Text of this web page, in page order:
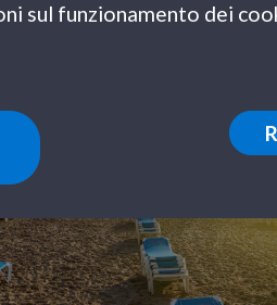
sul funzionamento dei